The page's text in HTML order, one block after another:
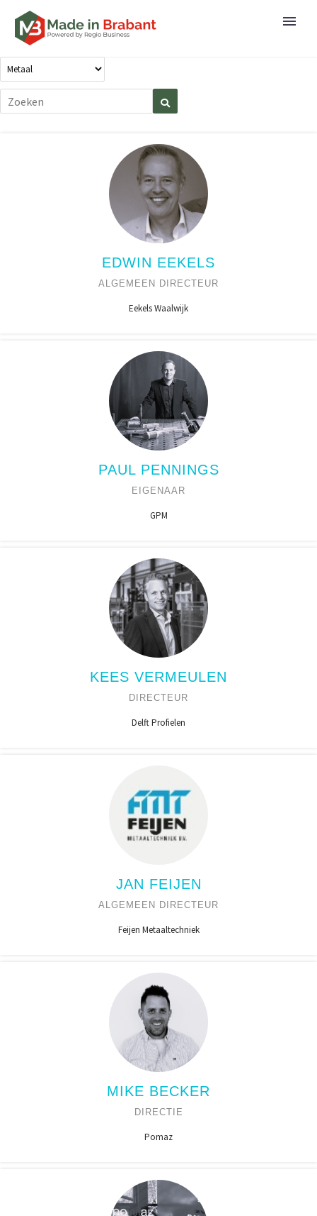
EDWIN EEKELS
ALGEMEEN DIRECTEUR
Eekels Waalwijk
PAUL PENNINGS
EIGENAAR
GPM
KEES VERMEULEN
DIRECTEUR
Delft Profielen
JAN FEIJEN
ALGEMEEN DIRECTEUR
Feijen Metaaltechniek
MIKE BECKER
DIRECTIE
Pomaz